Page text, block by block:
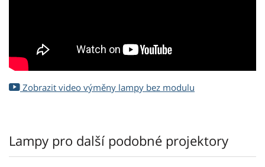
Zobrazit video výměny lampy bez modulu
Lampy pro další podobné projektory